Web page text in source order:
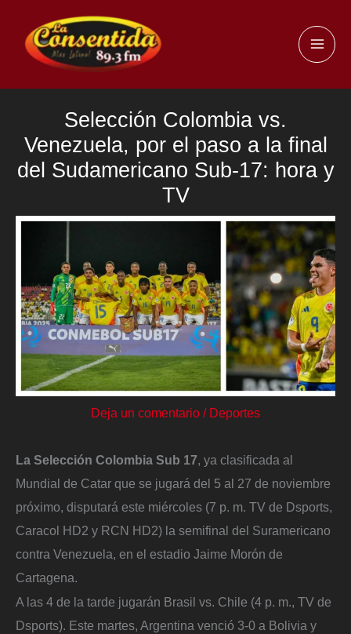
contenido
Selección Colombia vs.
Venezuela, por el paso a la final
del Sudamericano Sub-17: hora y
TV
Deja un comentario / Deportes
La Selección Colombia Sub 17, ya clasificada al
Mundial de Catar que se jugará del 5 al 27 de noviembre
próximo, disputará este miércoles (7 p. m. TV de Dsports,
Caracol HD2 y RCN HD2) la semifinal del Suramericano
contra Venezuela, en el estadio Jaime Morón de
Cartagena.
A las 4 de la tarde jugarán Brasil vs. Chile (4 p. m., TV de
Dsports). Este martes, Argentina venció 3-0 a Bolivia y